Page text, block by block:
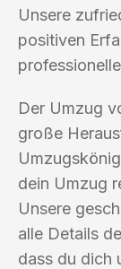
Unsere
positiven
Der Umzug
große
dein Umzug
Unsere
alle Details
dass du dich